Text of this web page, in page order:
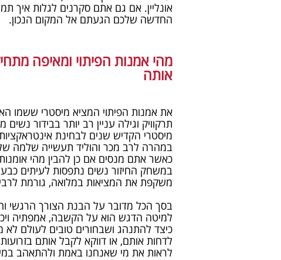
אונליין. אם גם אתם סקרנים לגלות איך
החדשה שלכם הגעתם אל המקום הנכון.
מהי אמנות הפיתוי ומאיפה
אותה
את אמנות הפיתוי המציא מיסטרי ששמו
תרקוויק וגילה עניין רב יותר בבידור
מיסטרי הקדיש שנים לבחינת
במהרה לרב מכר והוליד תעשייה שלמה
כאשר אתם מנסים אם כן להבין מהי
במשחק החיזור נשים נתפסות לעיתים
משקפת את המציאות במלואה, גורמת
בסך הכל מדובר על הבנת הצורך הרגשי
למיטה הדגש הוא על הקשבה, אמפתיה
כיצד להתנהג ושבחורים טובים לעולם לא
לדחות אותם, או דווקא לקבל אותם
לראות את מי שאנחנו באמת ולהתאהב